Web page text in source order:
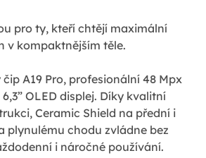
pro ty, kteří chtějí maximální
v kompaktnějším těle.
A19 Pro, profesionální 48 Mpx
OLED displej. Díky kvalitní
Ceramic Shield na přední i
plynulému chodu zvládne bez
i náročné používání.